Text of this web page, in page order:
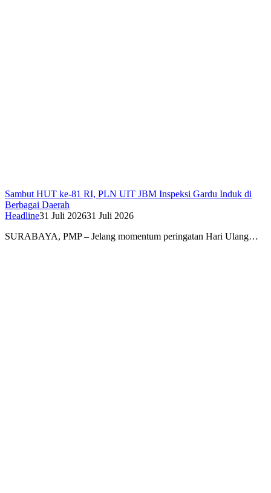
Sambut HUT ke-81 RI, PLN UIT JBM Inspeksi Gardu Induk di
Berbagai Daerah
Headline31 Juli 202631 Juli 2026
SURABAYA, PMP – Jelang momentum peringatan Hari Ulang…